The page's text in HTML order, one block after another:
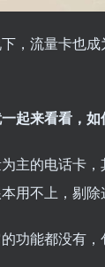
，流量卡也
起来看看，如
的电话卡
用不上，剔除
能都没有，